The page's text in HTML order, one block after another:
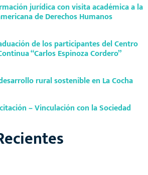
jurídica con visita académica a la
de Derechos Humanos
de los participantes del Centro
“Carlos Espinoza Cordero”
rural sostenible en La Cocha
– Vinculación con la Sociedad